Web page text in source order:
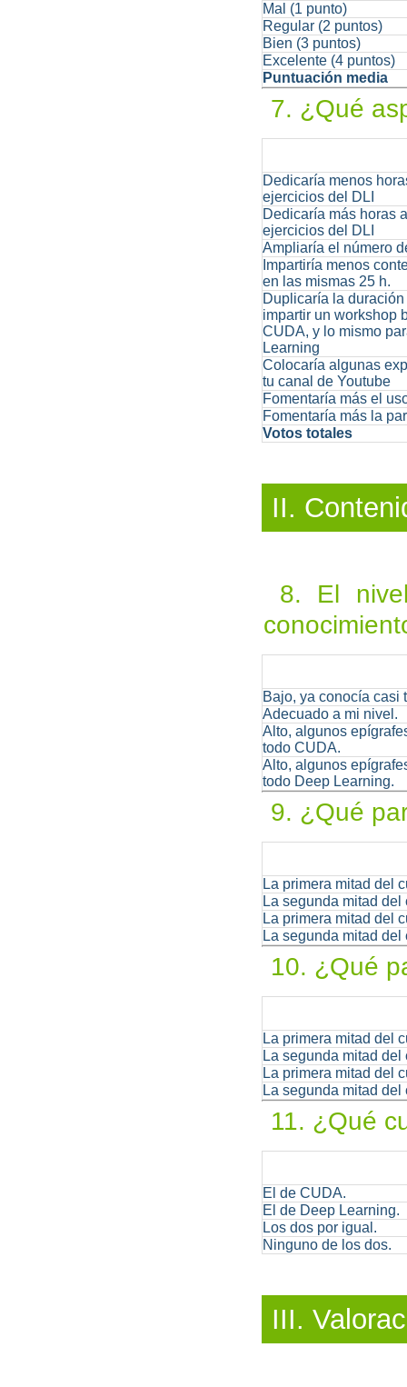
Mal (1 punto)
Regular (2 puntos)
Bien (3 puntos)
Excelente (4 puntos)
Puntuación media
7. ¿Qué
Dedicaría menos
ejercicios del DLI
Dedicaría más horas
ejercicios del DLI
Ampliaría el número
Impartiría menos
en las mismas 25 h.
Duplicaría la
impartir un workshop
CUDA, y lo mismo
Learning
Colocaría algunas
tu canal de Youtube
Fomentaría más el
Fomentaría más la
Votos totales
II.
8. El
Bajo, ya conocía casi
Adecuado a mi nivel.
Alto, algunos
todo CUDA.
Alto, algunos
todo Deep Learning.
9. ¿Qué
La primera mitad del
La segunda mitad
La primera mitad del
La segunda mitad
10. ¿Qué
La primera mitad del
La segunda mitad
La primera mitad del
La segunda mitad
11. ¿Qué
El de CUDA.
El de Deep Learning.
Los dos por igual.
Ninguno de los dos.
III.